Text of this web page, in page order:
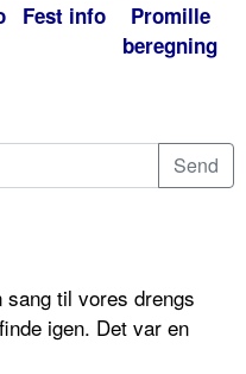
Fest info
Promille
beregning
til vores drengs
igen. Det var en